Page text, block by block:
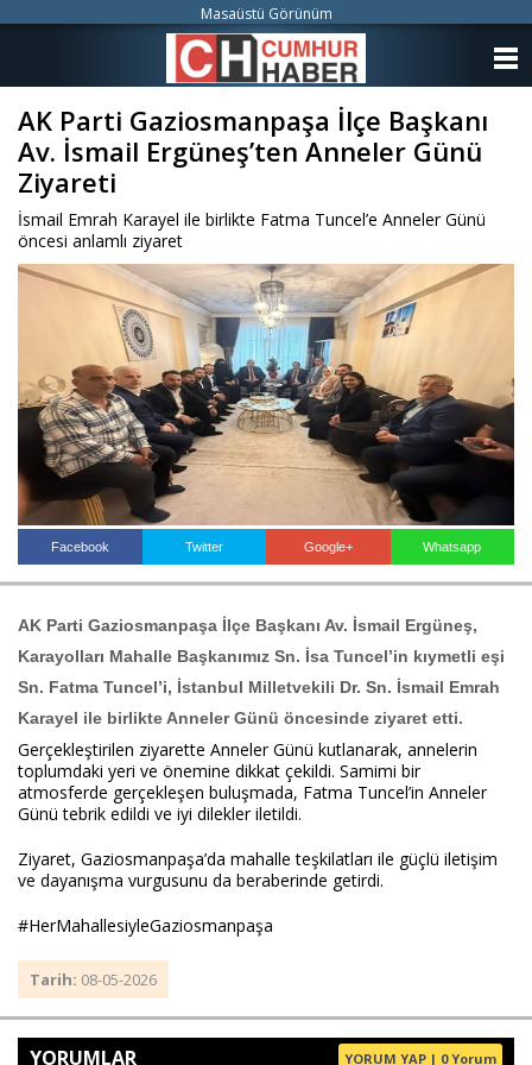
AK Parti Gaziosmanpaşa İlçe Başkanı
Av. İsmail Ergüneş’ten Anneler Günü
Ziyareti
İsmail Emrah Karayel ile birlikte Fatma Tuncel’e Anneler Günü
öncesi anlamlı ziyaret
Facebook Twitter Google+ Whatsapp
AK Parti Gaziosmanpaşa İlçe Başkanı Av. İsmail Ergüneş,
Karayolları Mahalle Başkanımız Sn. İsa Tuncel’in kıymetli eşi
Sn. Fatma Tuncel’i, İstanbul Milletvekili Dr. Sn. İsmail Emrah
Karayel ile birlikte Anneler Günü öncesinde ziyaret etti.
Gerçekleştirilen ziyarette Anneler Günü kutlanarak, annelerin
toplumdaki yeri ve önemine dikkat çekildi. Samimi bir
atmosferde gerçekleşen buluşmada, Fatma Tuncel’in Anneler
Günü tebrik edildi ve iyi dilekler iletildi.
Ziyaret, Gaziosmanpaşa’da mahalle teşkilatları ile güçlü iletişim
ve dayanışma vurgusunu da beraberinde getirdi.
#HerMahallesiyleGaziosmanpaşa
Tarih: 08-05-2026
YORUMLAR YORUM YAP | 0 Yorum
Masaüstü Görünüm
KATEGORİLER
ANKETLER
FOTO GALERİ
VİDEO GALERİ
KÜNYE
İLETİŞİM
Haberin Doğru Adresi.